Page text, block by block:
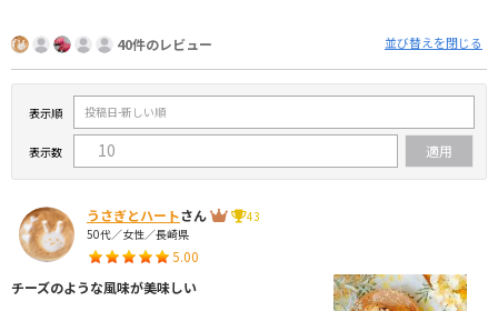
40件のレビュー 並び替えを閉じる
表示順
表示数
うさぎとハートさん
43
50代／女性／長崎県
5.00
チーズのような風味が美味しい